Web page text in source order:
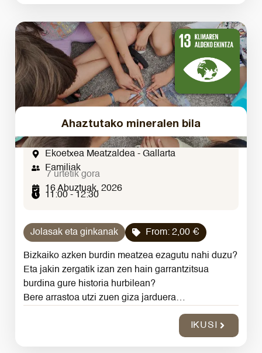
Ahaztutako mineralen bila
Ekoetxea Meatzaldea - Gallarta
Familiak
7 urtetik gora
16 Abuztuak, 2026
11:00 - 12:30
Jolasak eta ginkanak From: 2,00 €
Bizkaiko azken burdin meatzea ezagutu nahi duzu?
Eta jakin zergatik izan zen hain garrantzitsua
burdina gure historia hurbilean?
Bere arrastoa utzi zuen giza jarduera…
IKUSI